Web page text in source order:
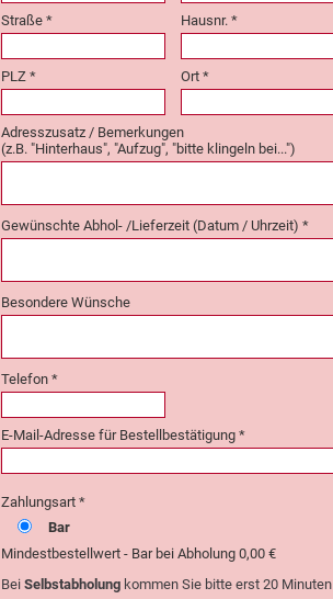
Straße * Hausnr. *
PLZ * Ort *
Adresszusatz / Bemerkungen
(z.B. "Hinterhaus", "Aufzug", "bitte klingeln bei...")
Gewünschte Abhol- /Lieferzeit (Datum / Uhrzeit) *
Besondere Wünsche
Telefon *
E-Mail-Adresse für Bestellbestätigung *
Zahlungsart *
Bar
Mindestbestellwert - Bar bei Abholung 0,00 €
Bei Selbstabholung kommen Sie bitte erst 20 Minuten